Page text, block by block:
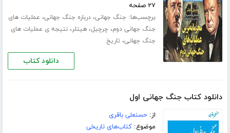
۲۷ صفحه
برچسب‌ها: جنگ جهانی،درباره جنگ جهانی، عملیات های
جنگ جهانی دوم، چرچیل،هیتلر،نتیجه ی عملیات های
جنگ جهانی، تاریخ
دانلود کتاب
دانلود کتاب جنگ جهانی اول
از:حسنعلی باقری
موضوع:کتاب‌های تاریخی